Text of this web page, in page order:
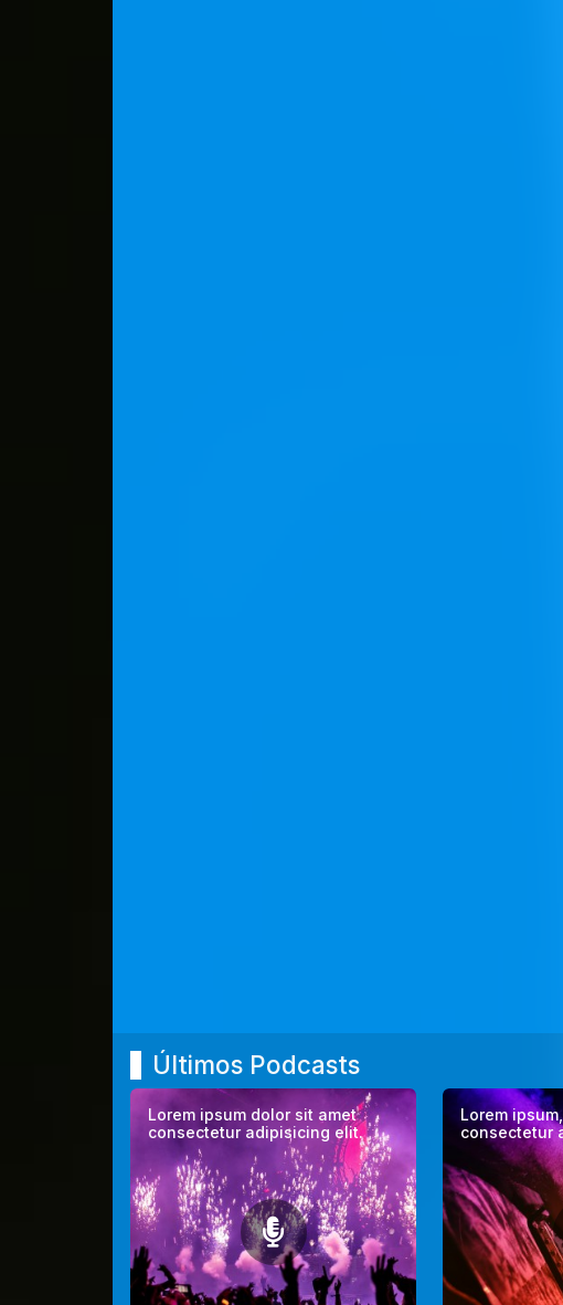
Últimos Podcasts
Lorem ipsum dolor sit amet
consectetur adipisicing elit.
Lorem
consectetur